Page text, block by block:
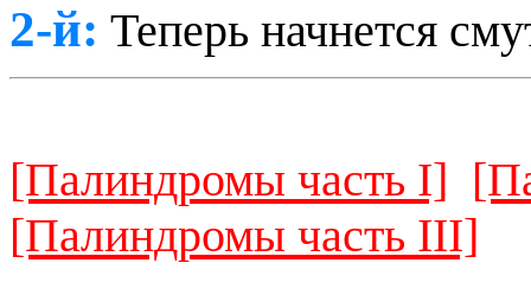
2-й: Теперь начнется
[Палиндромы часть I]
[Палиндромы часть III]